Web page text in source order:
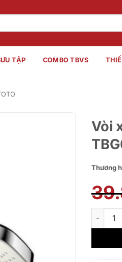
TẬP COMBO TBVS
Vòi
Thương
Vòi xả